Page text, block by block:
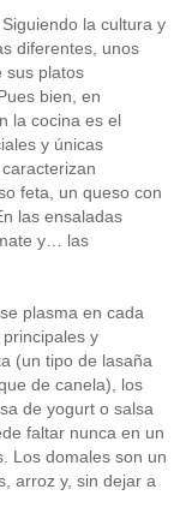
Siguiendo la cultura y
diferentes, unos
sus platos
bien, en
la cocina es el
y únicas
feta, un queso con
las ensaladas
y… las
plasma en cada
y
(un tipo de lasaña
de canela), los
de yogurt o salsa
faltar nunca en un
Los domales son un
arroz y, sin dejar a